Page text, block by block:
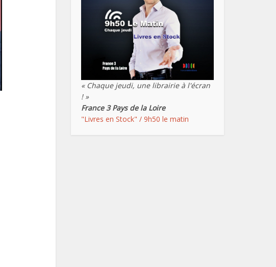
« Chaque jeudi, une librairie à l'écran
! »
France 3 Pays de la Loire
"Livres en Stock" / 9h50 le matin